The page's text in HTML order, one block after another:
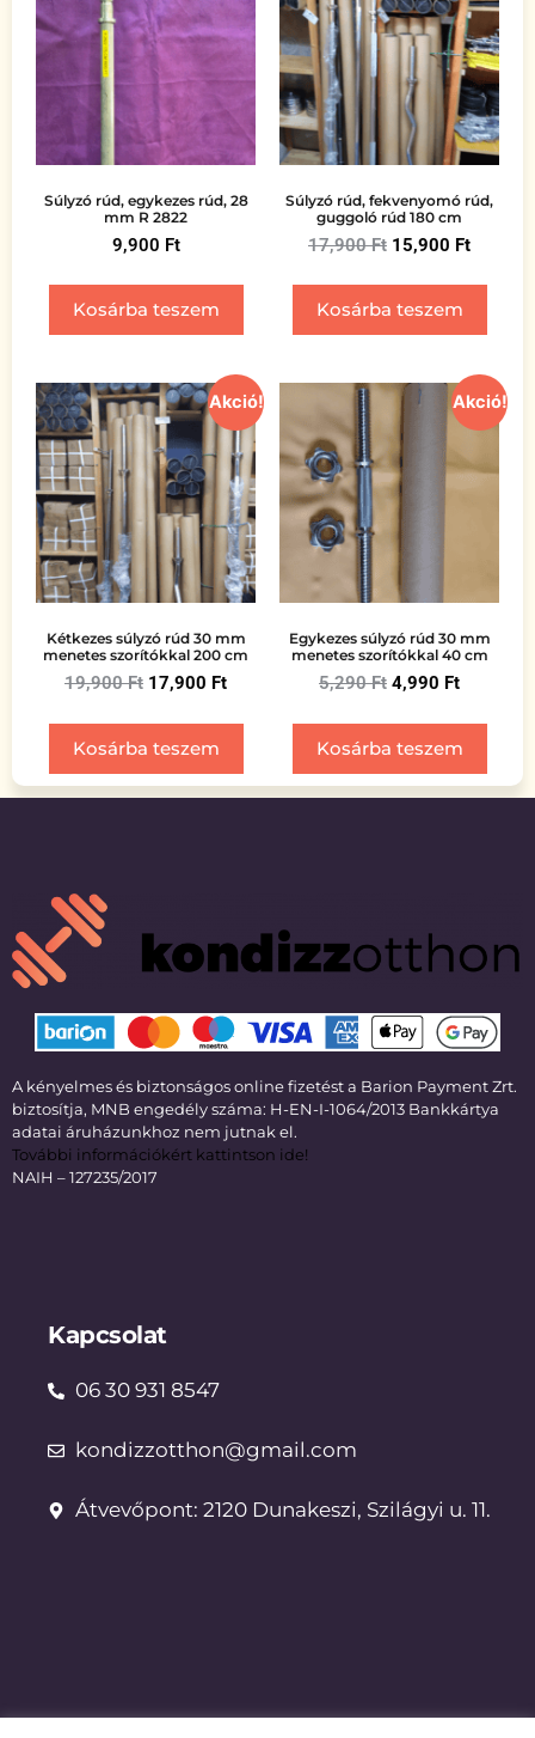
Súlyzó rúd, egykezes rúd, 28
mm R 2822
9,900 Ft
Kosárba teszem
Súlyzó rúd, fekvenyomó rúd,
guggoló rúd 180 cm
17,900Ft 15,900 Ft
Kosárba teszem
Akció!
Kétkezes súlyzó rúd 30 mm
menetes szorítókkal 200 cm
19,900Ft 17,900 Ft
Kosárba teszem
Akció!
Egykezes súlyzó rúd 30 mm
menetes szorítókkal 40 cm
5,290Ft 4,990 Ft
Kosárba teszem
A kényelmes és biztonságos online fizetést a Barion Payment Zrt.
biztosítja, MNB engedély száma: H-EN-I-1064/2013 Bankkártya
adatai áruházunkhoz nem jutnak el.
További információkért kattintson ide!
NAIH – 127235/2017
Kapcsolat
06 30 931 8547
kondizzotthon@gmail.com
Átvevőpont: 2120 Dunakeszi, Szilágyi u. 11.